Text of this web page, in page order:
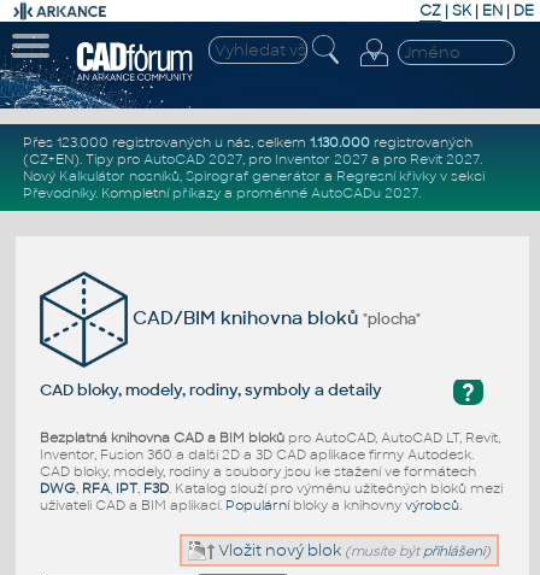
CZ | SK| EN | DE
Přes 123.000 registrovaných u nás, celkem 1.130.000registrovaných
(CZ+EN). Tipy pro AutoCAD 2027, pro Inventor 2027a pro Revit 2027.
Nový Kalkulátor nosníků, Spirograf generátor a Regresní křivkyv sekci
Převodníky. Kompletní příkazya proměnné AutoCADu 2027.
CAD/BIM knihovna bloků"plocha"
?
CAD bloky, modely, rodiny, symboly a detaily
Bezplatná knihovna CAD a BIM blokůpro AutoCAD, AutoCAD LT, Revit,
Inventor, Fusion 360 a další 2D a 3D CAD aplikace firmy Autodesk.
CAD bloky, modely, rodiny a soubory jsou ke stažení ve formátech
DWG, RFA, IPT, F3D. Katalog slouží pro výměnu užitečných bloků mezi
uživateli CAD a BIM aplikací. Populárníbloky a knihovny výrobců.
Vložit nový blok (musíte být přihlášeni)